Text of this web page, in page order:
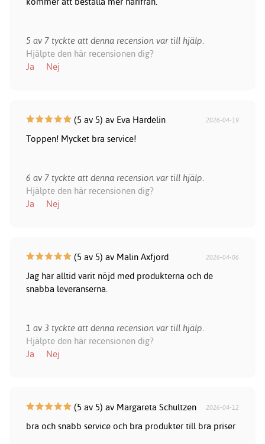
5 av 7 tyckte att denna recension var till hjälp.
Hjälpte den här recensionen dig?
Ja
Nej
(5 av 5) av Eva Hardelin 2026-04-19
Toppen! Mycket bra service!
6 av 7 tyckte att denna recension var till hjälp.
Hjälpte den här recensionen dig?
Ja
Nej
(5 av 5) av Malin Axfjord 2026-04-06
Jag har alltid varit nöjd med produkterna och de
snabba leveranserna.
1 av 3 tyckte att denna recension var till hjälp.
Hjälpte den här recensionen dig?
Ja
Nej
(5 av 5) av Margareta Schultzen 2026-04-12
bra och snabb service och bra produkter till bra priser